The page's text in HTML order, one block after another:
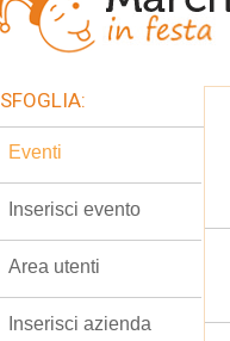
SFOGLIA:
Eventi
Inserisci evento
Area utenti
Inserisci azienda